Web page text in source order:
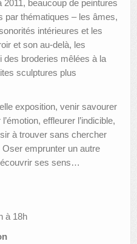
beaucoup de peintures
par thématiques – les âmes,
intérieures et les
et son au-delà, les
broderies mêlées à la
sculptures plus
exposition, venir savourer
effleurer l’indicible,
à trouver sans chercher
emprunter un autre
ses sens…
à 18h